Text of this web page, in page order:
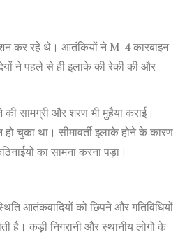
कर रहे थे। आतंकियों ने M-4 कारबाइन
ने पहले से ही इलाके की रेकी की और
सामग्री और शरण भी मुहैया कराई।
चुका था। सीमावर्ती इलाके होने के कारण
का सामना करना पड़ा।
आतंकवादियों को छिपने और गतिविधियों
है। कड़ी निगरानी और स्थानीय लोगों के